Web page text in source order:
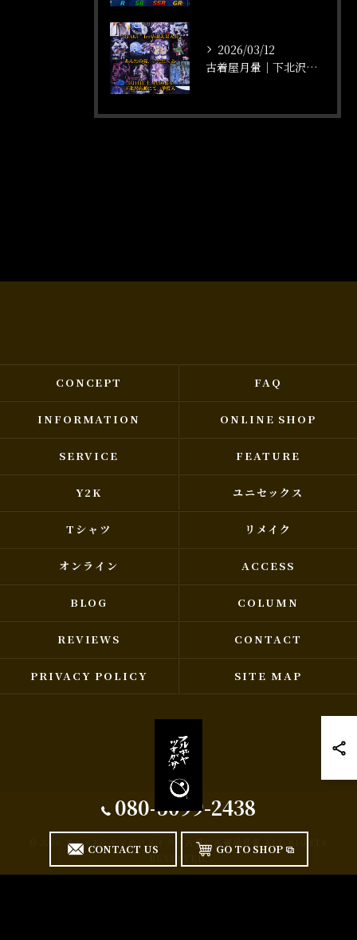
2026/03/12
古着屋月暈｜下北沢店頭にてアニメTシャツ大量入荷！【あんたの魂、いただくよ】
080-5099-2438
CONTACT US GO TO SHOP
CONCEPT FAQ
INFORMATION ONLINE SHOP
SERVICE FEATURE
Y2K ユニセックス
Tシャツ リメイク
オンライン ACCESS
BLOG COLUMN
REVIEWS CONTACT
PRIVACY POLICY SITE MAP
© 2026 アニメTシャツとリメイク・古着の古着屋月暈 ALL RIGHTS
RESERVED.